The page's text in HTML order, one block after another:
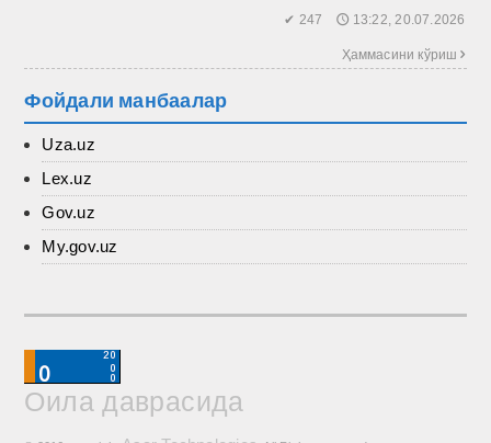
✔ 247 🕔 13:22, 20.07.2026
Ҳаммасини кўриш 
Фойдали манбаалар
Uza.uz
Lex.uz
Gov.uz
My.gov.uz
Оила даврасида